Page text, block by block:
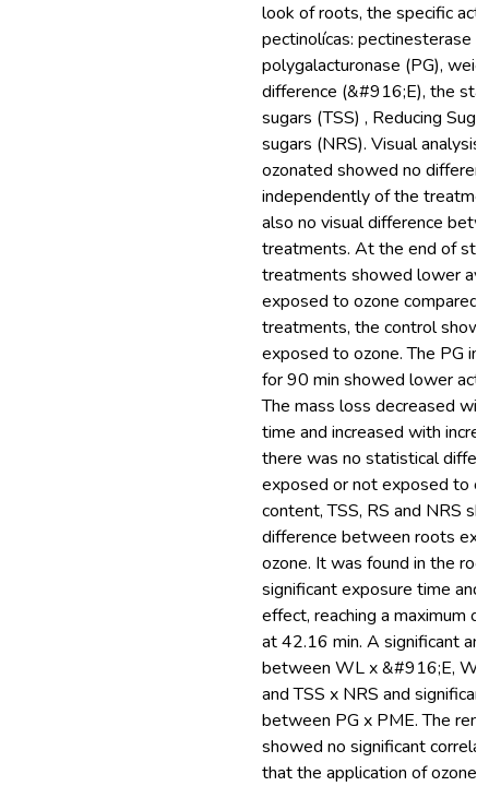
look of roots, the specific
pectinolícas: pectinesterase
polygalacturonase (PG),
difference (&#916;E), the
sugars (TSS) , Reducing
sugars (NRS). Visual
ozonated showed no
independently of the
also no visual difference
treatments. At the end of
treatments showed lower
exposed to ozone compared
treatments, the control
exposed to ozone. The PG
for 90 min showed lower
The mass loss decreased
time and increased with
there was no statistical
exposed or not exposed to
content, TSS, RS and NRS
difference between roots
ozone. It was found in the
significant exposure time
effect, reaching a maximum
at 42.16 min. A significant
between WL x &#916;E,
and TSS x NRS and
between PG x PME. The
showed no significant
that the application of ozone